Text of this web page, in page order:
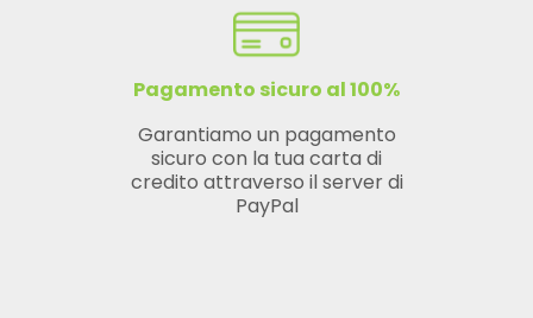
Pagamento sicuro al 100%
Garantiamo un pagamento
sicuro con la tua carta di
credito attraverso il server di
PayPal